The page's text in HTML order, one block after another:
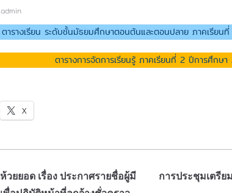
admin
ตารางเรียน ระดับชั้นมัธยมศึกษาตอนต้นและตอนปลาย ภาคเรีย
ตารางการจัดการเรียนรู้ ภาคเรียนที่ 2 ปีการศึกษ
X
วยยอด เรื่อง ประกาศรายชื่อผู้มี
การประชุมเตรีย